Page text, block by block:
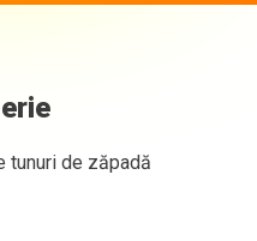
tunuri de zăpadă